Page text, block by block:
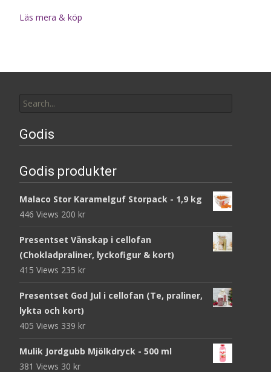
Läs mera & köp
for:
Godis
Godis produkter
Malaco Stor Karamelguf Storpack - 1,9 kg
446 Views 200 kr
Presentset Vänskap i cellofan
(Chokladpraliner, lyckofigur & kort)
415 Views 235 kr
Presentset God Jul i cellofan (Te, praliner,
lykta och kort)
405 Views 339 kr
Mulik Jordgubb Mjölkdryck - 500 ml
381 Views 30 kr